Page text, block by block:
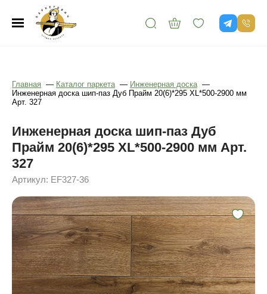
Главная — Каталог паркета — Инженерная доска —
Инженерная доска шип-паз Дуб Прайм 20(6)*295 XL*500-2900 мм
Арт. 327
Инженерная доска шип-паз Дуб
Прайм 20(6)*295 XL*500-2900 мм Арт.
327
Артикул: EF327-36